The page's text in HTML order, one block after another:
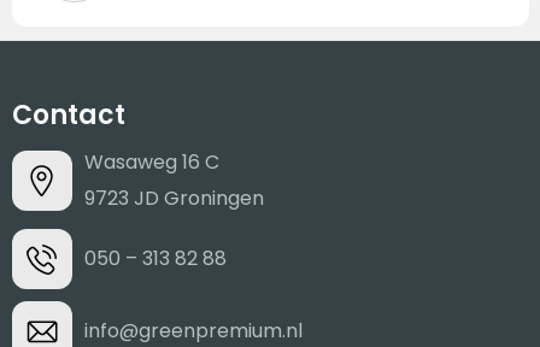
Contact
Wasaweg 16 C
9723 JD Groningen
050 – 313 82 88
info@greenpremium.nl